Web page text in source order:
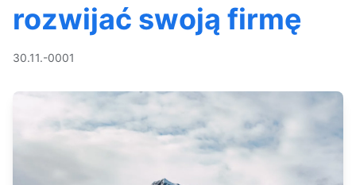
rozwijać swoją firmę
30.11.-0001